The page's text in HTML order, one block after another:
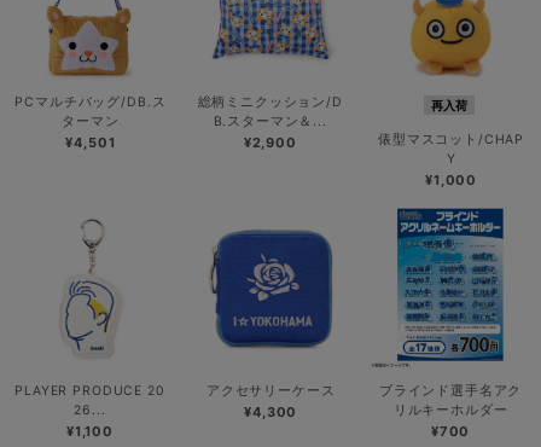
PCマルチバッグ/DB.ス
ターマン
¥4,501
総柄ミニクッション/D
B.スターマン＆...
¥2,900
再入荷
俵型マスコット/CHAP
Y
¥1,000
PLAYER PRODUCE 20
26...
¥1,100
アクセサリーケース
¥4,300
ブラインド選手名アク
リルキーホルダー
¥700